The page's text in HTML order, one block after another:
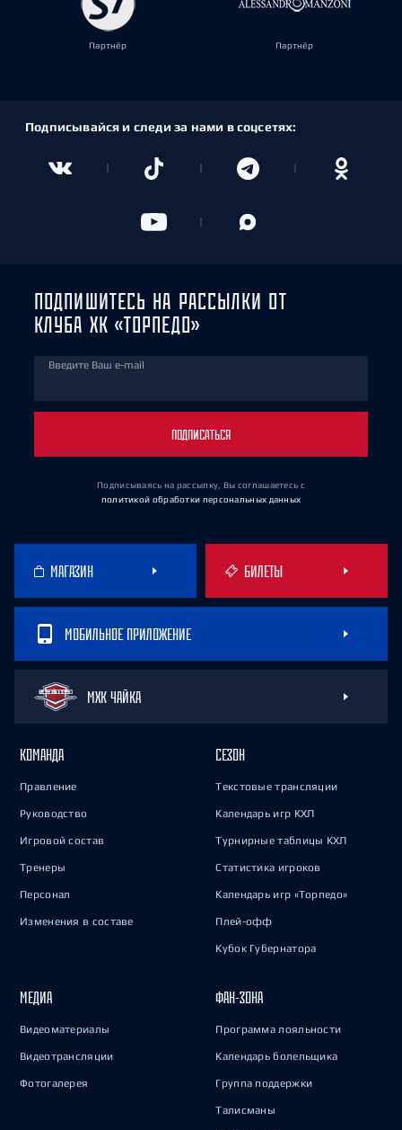
Партнёр Партнёр
Подписывайся и следи за нами в соцсетях:
ПОДПИШИТЕСЬ НА РАССЫЛКИ ОТ
КЛУБА ХК «ТОРПЕДО»
Введите Ваш e-mail
ПОДПИСАТЬСЯ
Подписываясь на рассылку, Вы соглашаетесь с
политикой обработки персональных данных
МАГАЗИН БИЛЕТЫ
МОБИЛЬНОЕ ПРИЛОЖЕНИЕ
МХК ЧАЙКА
КОМАНДА
Правление
Руководство
Игровой состав
Тренеры
Персонал
Изменения в составе
СЕЗОН
Текстовые трансляции
Календарь игр КХЛ
Турнирные таблицы КХЛ
Статистика игроков
Календарь игр «Торпедо»
Плей-офф
Кубок Губернатора
МЕДИА
Видеоматериалы
Видеотрансляции
Фотогалерея
ФАН-ЗОНА
Программа лояльности
Календарь болельщика
Группа поддержки
Талисманы